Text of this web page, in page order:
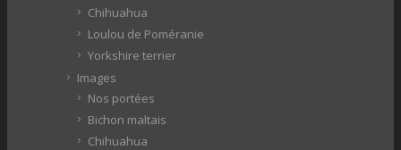
Chihuahua
Loulou de Poméranie
Yorkshire terrier
Images
Nos portées
Bichon maltais
Chihuahua